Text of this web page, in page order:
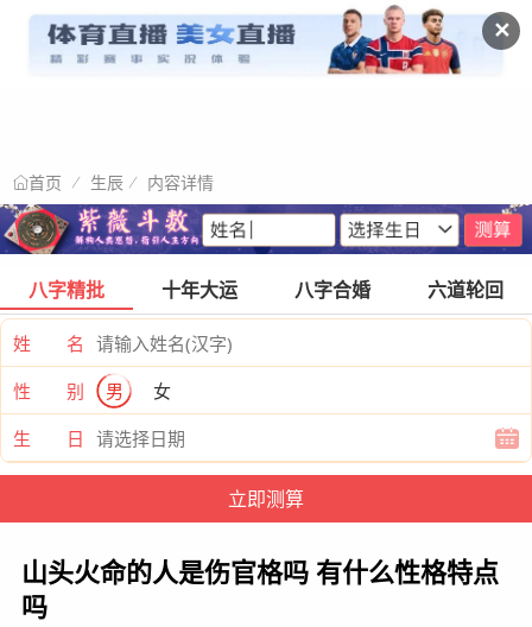
✕
首页 生辰 内容详情
八字精批 十年大运 八字合婚 六道轮回
姓 名
性 别
男
女
生 日
山头火命的人是伤官格吗 有什么性格特点
吗